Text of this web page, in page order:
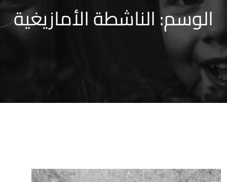
الوسم:الناشطة الأمازيغية